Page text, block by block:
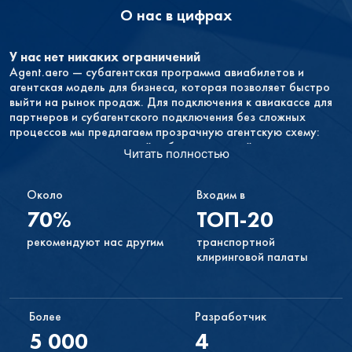
О нас в цифрах
У нас нет никаких ограничений
Agent.aero — субагентская программа авиабилетов и
агентская модель для бизнеса, которая позволяет быстро
выйти на рынок продаж. Для подключения к авиакассе для
партнеров и субагентского подключения без сложных
процессов мы предлагаем прозрачную агентскую схему:
договор, доступ в личный кабинет, настройка комиссии и
быстрый запуск продаж.
начать продавать туристические услуги в Нижнем
оставить заявку и активировать учётную запись, а затем
настроить форму поиска и бронирования туристических
услуг под ваш сайт.
Если продажи не будут приносить вам желаемого дохода
или вам просто не понравится иметь форму поиска на своём
сайте, вы в любой момент можете прекратить
сотрудничество с нами.
Читать полностью
Около
70%
рекомендуют нас другим
Входим в
ТОП-20
транспортной
клиринговой палаты
Более
5 000
Разработчик
4